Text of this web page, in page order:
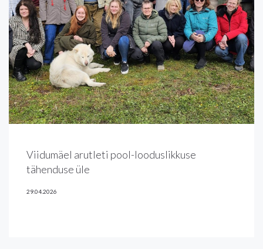
Viidumäel arutleti pool-looduslikkuse
tähenduse üle
29.04.2026